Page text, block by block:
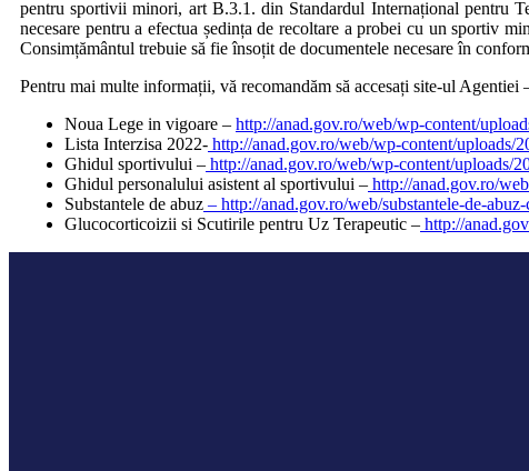
pentru sportivii minori, art B.3.1. din Standardul Internațional pentru
necesare pentru a efectua ședința de recoltare a probei cu un sportiv
Consimțământul trebuie să fie însoțit de documentele necesare în
Pentru mai multe informații, vă recomandăm să accesați site-ul Agentiei
Noua Lege in vigoare – http://anad.gov.ro/web/wp-content/
Lista Interzisa 2022- http://anad.gov.ro/web/wp-content/
Ghidul sportivului – http://anad.gov.ro/web/wp-content/
Ghidul personalului asistent al sportivului – http://anad.gov.ro/
Substantele de abuz – http://anad.gov.ro/web/substantele-de-
Glucocorticoizii si Scutirile pentru Uz Terapeutic – http://